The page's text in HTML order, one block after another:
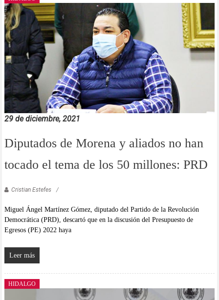
29 de diciembre, 2021
Diputados de Morena y aliados no han
tocado el tema de los 50 millones: PRD
Cristian Estefes
Miguel Ángel Martínez Gómez, diputado del Partido de la Revolución
Democrática (PRD), descartó que en la discusión del Presupuesto de
Egresos (PE) 2022 haya
Leer más
HIDALGO